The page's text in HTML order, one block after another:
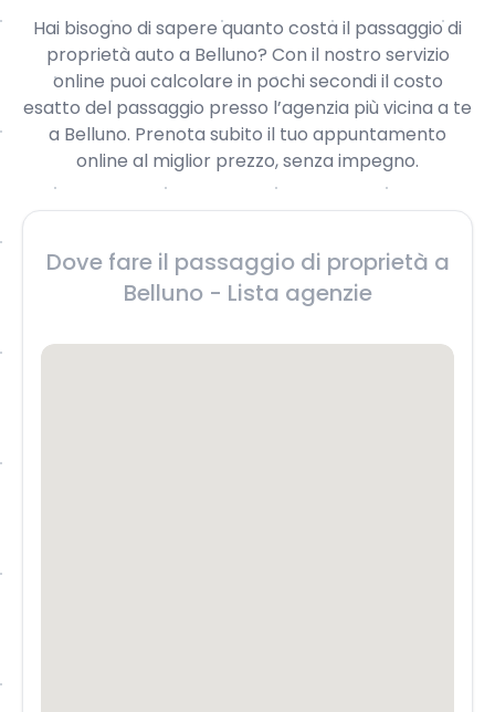
Hai bisogno di sapere quanto costa il passaggio di
proprietà auto a Belluno? Con il nostro servizio
online puoi calcolare in pochi secondi il costo
esatto del passaggio presso l’agenzia più vicina a te
a Belluno. Prenota subito il tuo appuntamento
online al miglior prezzo, senza impegno.
Dove fare il passaggio di proprietà a
Belluno - Lista agenzie